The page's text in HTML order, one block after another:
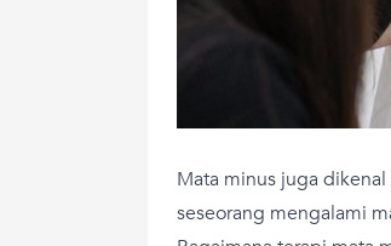
Mata minus juga
seseorang mengalami